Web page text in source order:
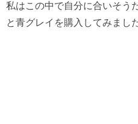
私はこの中で自分に合いそう
と青グレイを購入してみまし